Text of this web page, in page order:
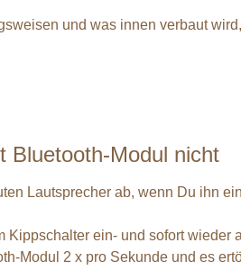
und was innen verbaut
Bluetooth-Modul nicht
Lautsprecher ab, wenn Du ihn
ein- und sofort wieder
Modul 2 x pro Sekunde und es